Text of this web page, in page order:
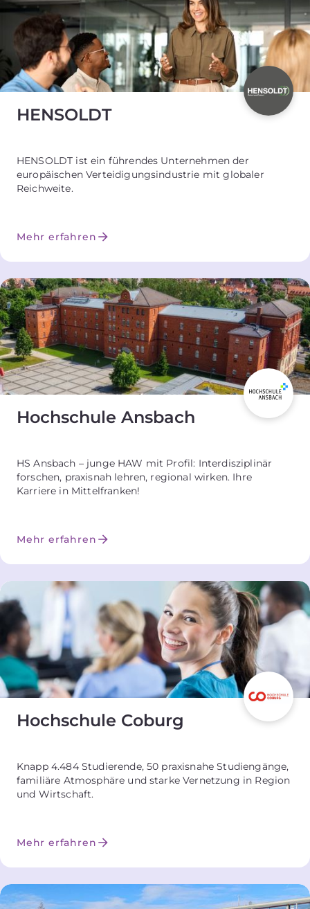
HENSOLDT
HENSOLDT ist ein führendes Unternehmen der
europäischen Verteidigungsindustrie mit globaler
Reichweite.
Mehr erfahren
Hochschule Ansbach
HS Ansbach – junge HAW mit Profil: Interdisziplinär
forschen, praxisnah lehren, regional wirken. Ihre
Karriere in Mittelfranken!
Mehr erfahren
Hochschule Coburg
Knapp 4.484 Studierende, 50 praxisnahe Studiengänge,
familiäre Atmosphäre und starke Vernetzung in Region
und Wirtschaft.
Mehr erfahren